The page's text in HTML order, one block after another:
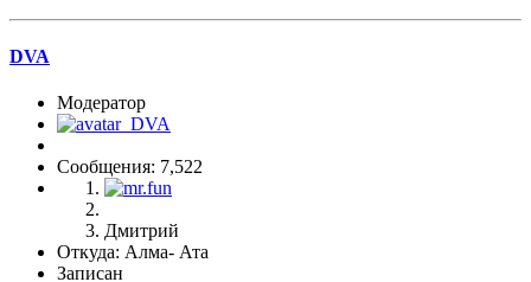
DVA
Модератор
Сообщения: 7,522
Дмитрий
Откуда: Алма- Ата
Записан